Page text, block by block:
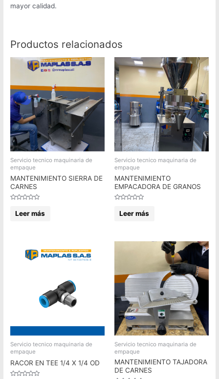
mayor calidad.
Productos relacionados
Servicio tecnico maquinaria de
empaque
MANTENIMIENTO SIERRA DE
CARNES
enLeer más
Servicio tecnico maquinaria de
empaque
MANTENIMIENTO
EMPACADORA DE GRANOS
enLeer más
Servicio tecnico maquinaria de
empaque
RACOR EN TEE 1/4 X 1/4 OD
Servicio tecnico maquinaria de
empaque
MANTENIMIENTO TAJADORA
DE CARNES